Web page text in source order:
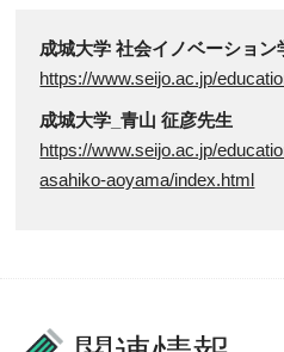
成城大学 社会イノベーショ
https://www.seijo.ac.jp/
成城大学_青山 征彦先生
https://www.seijo.ac.jp/
asahiko-aoyama/index.html